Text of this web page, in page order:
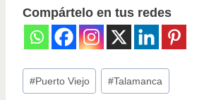
Compártelo en tus redes
Post
Tags:
#Puerto Viejo #Talamanca